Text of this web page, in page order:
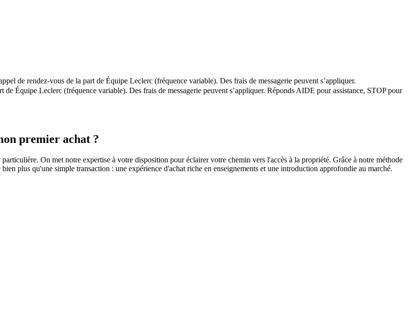
de rendez-vous de la part de Équipe Leclerc (fréquence variable). Des frais de messagerie peuvent s’appliquer.
de Équipe Leclerc (fréquence variable). Des frais de messagerie peuvent s’appliquer. Réponds AIDE pour assistance, STOP pour
premier achat ?
On met notre expertise à votre disposition pour éclairer votre chemin vers l'accès à la propriété. Grâce à notre méthode
plus qu'une simple transaction : une expérience d'achat riche en enseignements et une introduction approfondie au marché.